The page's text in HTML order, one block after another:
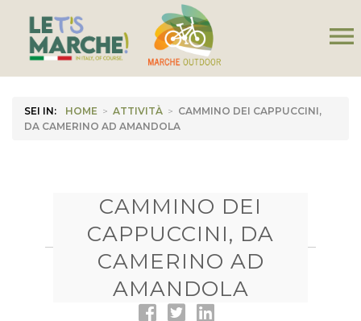
menu
SEI IN: HOME > ATTIVITÀ > CAMMINO DEI CAPPUCCINI,
DA CAMERINO AD AMANDOLA
CAMMINO DEI
CAPPUCCINI, DA
CAMERINO AD
AMANDOLA